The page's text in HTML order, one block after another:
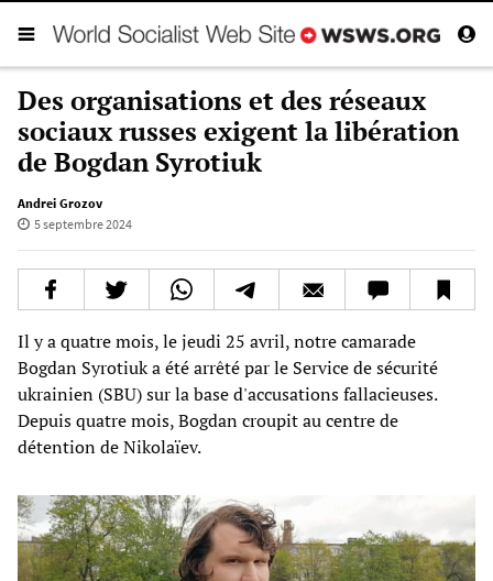
Des organisations et des réseaux
sociaux russes exigent la libération
de Bogdan Syrotiuk
Andrei Grozov
5 septembre 2024
Il y a quatre mois, le jeudi 25 avril, notre camarade
Bogdan Syrotiuk a été arrêté par le Service de sécurité
ukrainien (SBU) sur la base d'accusations fallacieuses.
Depuis quatre mois, Bogdan croupit au centre de
détention de Nikolaïev.